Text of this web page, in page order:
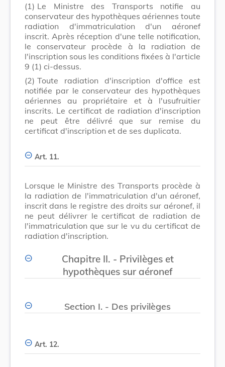
(1) Le Ministre des Transports notifie au
conservateur des hypothèques aériennes toute
radiation d'immatriculation d'un aéronef
inscrit. Après réception d'une telle notification,
le conservateur procède à la radiation de
l'inscription sous les conditions fixées à l'article
9 (1) ci-dessus.
(2) Toute radiation d'inscription d'office est
notifiée par le conservateur des hypothèques
aériennes au propriétaire et à l'usufruitier
inscrits. Le certificat de radiation d'inscription
ne peut être délivré que sur remise du
certificat d'inscription et de ses duplicata.
Art. 11.
Lorsque le Ministre des Transports procède à
la radiation de l'immatriculation d'un aéronef,
inscrit dans le registre des droits sur aéronef, il
ne peut délivrer le certificat de radiation de
l'immatriculation que sur le vu du certificat de
radiation d'inscription.
Chapitre II. - Privilèges et
hypothèques sur aéronef
Section I. - Des privilèges
Art. 12.